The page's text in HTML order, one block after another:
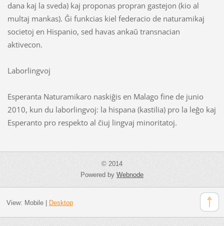
dana kaj la sveda) kaj proponas propran gastejon (kio al
multaj mankas). Ĝi funkcias kiel federacio de naturamikaj
societoj en Hispanio, sed havas ankaŭ transnacian
aktivecon.
Laborlingvoj
Esperanta Naturamikaro naskiĝis en Malago fine de junio
2010, kun du laborlingvoj: la hispana (kastilia) pro la leĝo kaj
Esperanto pro respekto al ĉiuj lingvaj minoritatoj.
© 2014
Powered byWebnode
View: Mobile| Desktop